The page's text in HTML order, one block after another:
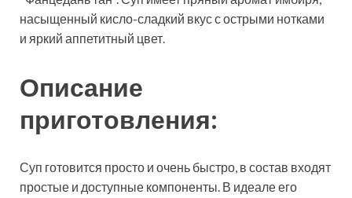
насыщенный кисло-сладкий вкус с острыми нотками
и яркий аппетитный цвет.
Описание
приготовления:
Суп готовится просто и очень быстро, в состав входят
простые и доступные компоненты. В идеале его